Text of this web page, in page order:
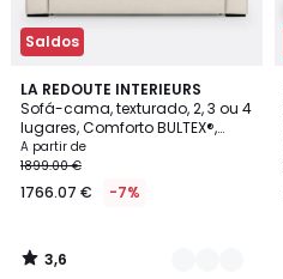
Saldos
LA REDOUTE INTERIEURS
Sofá-cama, texturado, 2, 3 ou 4
lugares, Comforto BULTEX®,
Cécilia
A partir de
1899.00 €
1766.07 € -7%
3,6
/ 5
3
Cores
3,6
/